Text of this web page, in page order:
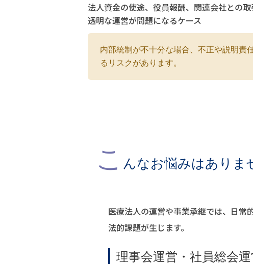
法人資金の使途、役員報酬、関連会社との
透明な運営が問題になるケース
内部統制が不十分な場合、不正や説明責
るリスクがあります。
こ んなお悩みはありま
医療法人の運営や事業承継では、日常
法的課題が生じます。
理事会運営・社員総会